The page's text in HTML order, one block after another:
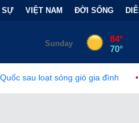
SỰ VIỆT NAM ĐỜI SỐNG
gió gia đình • Tử Vi Đông